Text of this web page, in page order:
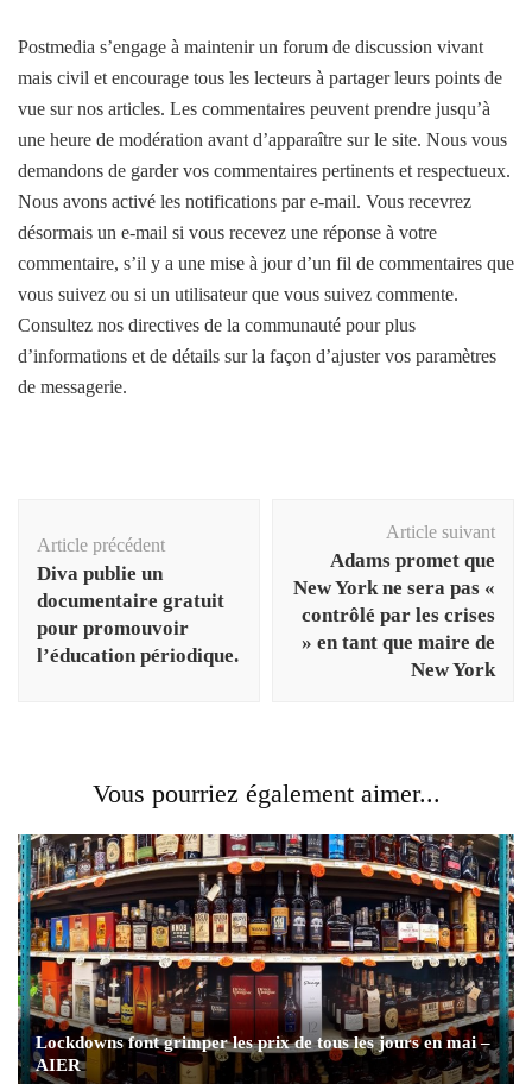
Postmedia s’engage à maintenir un forum de discussion vivant
mais civil et encourage tous les lecteurs à partager leurs points de
vue sur nos articles. Les commentaires peuvent prendre jusqu’à
une heure de modération avant d’apparaître sur le site. Nous vous
demandons de garder vos commentaires pertinents et respectueux.
Nous avons activé les notifications par e-mail. Vous recevrez
désormais un e-mail si vous recevez une réponse à votre
commentaire, s’il y a une mise à jour d’un fil de commentaires que
vous suivez ou si un utilisateur que vous suivez commente.
Consultez nos directives de la communauté pour plus
d’informations et de détails sur la façon d’ajuster vos paramètres
de messagerie.
d'article
Article précédent
Diva publie un
documentaire gratuit
pour promouvoir
l’éducation périodique.
Article suivant
Adams promet que
New York ne sera pas «
contrôlé par les crises
» en tant que maire de
New York
Vous pourriez également aimer...
Lockdowns font grimper les prix de tous les jours en mai –
AIER